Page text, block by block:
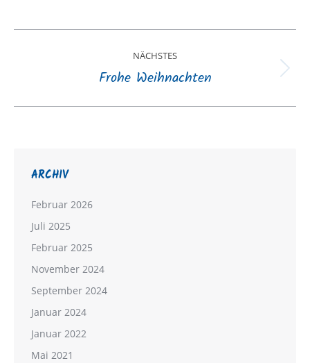
Kommentarnavigation
NÄCHSTES
Nächster
Frohe Weihnachten
ARCHIV
Februar 2026
Juli 2025
Februar 2025
November 2024
September 2024
Januar 2024
Januar 2022
Mai 2021